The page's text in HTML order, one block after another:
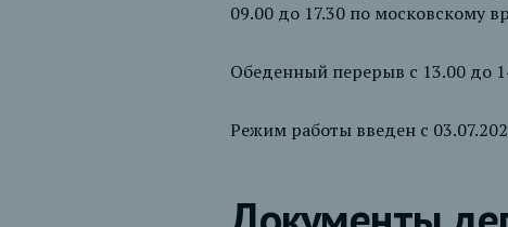
09.00 до 17.30 по московскому
Обеденный перерыв с 13.00 до
Режим работы введен с